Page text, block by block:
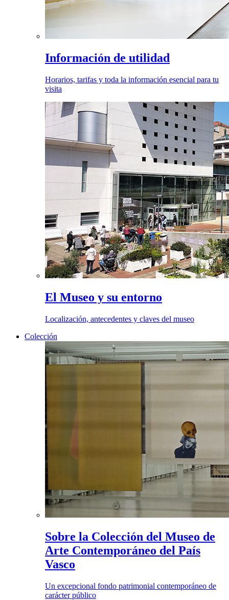
Información de utilidad
Horarios, tarifas y toda la información esencial para tu
visita
El Museo y su entorno
Localización, antecedentes y claves del museo
Colección
Sobre la Colección del Museo de
Arte Contemporáneo del País
Vasco
Un excepcional fondo patrimonial contemporáneo de
carácter público